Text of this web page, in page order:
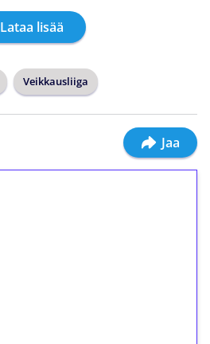
Lataa lisää
Veikkausliiga
Jaa